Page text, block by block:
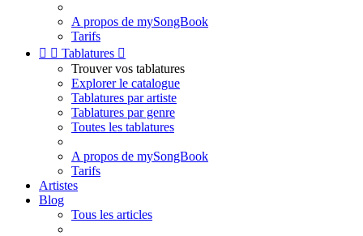
A propos de mySongBook
Tarifs
  Tablatures 
Trouver vos tablatures
Explorer le catalogue
Tablatures par artiste
Tablatures par genre
Toutes les tablatures
A propos de mySongBook
Tarifs
Artistes
Blog
Tous les articles